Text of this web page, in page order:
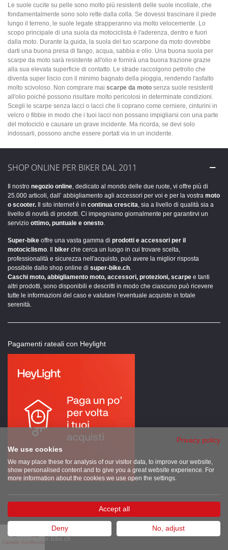
Le suole cucite su pelle sono molto più resistenti delle suole incollate, che
fondamentalmente sono solo rette dalla colla. Se dovessi trascinare il piede
lungo il terreno, le suole legate strapperanno via molto velocemente. Lo
scopo principale di una suola da motociclista è l'aderenza, dentro e fuori
dalla moto. Durante la guida, la suola del tuo scarpone da moto dovrebbe
darti una buona presa di fango, acqua, sabbia e olio. Una buona suola per
scarpe da moto sarà resistente all'olio e fornirà una buona trazione grazie
alla sua elevata superficie di contatto. Le strade raccolgono petrolio che
diventa super liscio con il minimo bagnato della pioggia, rendendo l'asfalto
molto scivoloso. Non comprare mai scarpe da moto senza suole resistenti
all'olio poiché possono risultare molto pericolosi in determinate condizioni.
Scegli le scarpe senza lacci o lacci che li coprano come cerniere, cinturini in
velcro o fibbie in modo che i tuoi lacci non possano impigliarsi con una parte
del motociclo e causare un grave incidente. Ma ricorda, se devi solo
indossarli, possono anche essere portati via in un incidente.
SHOP ONLINE PER BIKER DAL 2011
Il nostro negozio online, dedicato al mondo delle due ruote, vi offre più di
25.000 articoli, dall’ abbigliamento agli accessori per voi e per la vostra moto
o scooter. Il sito internet è in continua crescita, sia a livello di qualità sia a
livello di novità di prodotti. Ci impegniamo giornalmente per garantirvi un
servizio ottimo, puntuale e onesto.
Super-bike offre una vasta gamma di prodotti e accessori per il
motociclismo. Il biker che cerca un luogo in cui trovare scelta,
professionalità e sicurezza nell'acquisto, può avere la miglior risposta
possibile dallo shop online di super-bike.ch.
Caschi moto, abbigliamento moto, accessori, protezioni, scarpe e tanti
altri prodotti, sono disponibili e descritti in modo che ciascuno può ricevere
tutte le informazioni del caso e valutare l'eventuale acquisto in totale
serenità.
Pagamenti rateali con Heylight
SHOP
info@super-bike.ch
Carrello Confronta
Privacy policy
We use cookies
We may place these for analysis of our visitor data, to improve our website,
show personalised content and to give you a great website experience. For
more information about the cookies we use open the settings.
Accept all
Deny No, adjust